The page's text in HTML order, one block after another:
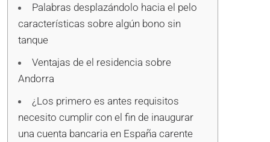
Palabras desplazándolo hacia el pelo
características sobre algún bono sin
tanque
Ventajas de el residencia sobre
Andorra
¿Los primero es antes requisitos
necesito cumplir con el fin de inaugurar
una cuenta bancaria en España carente